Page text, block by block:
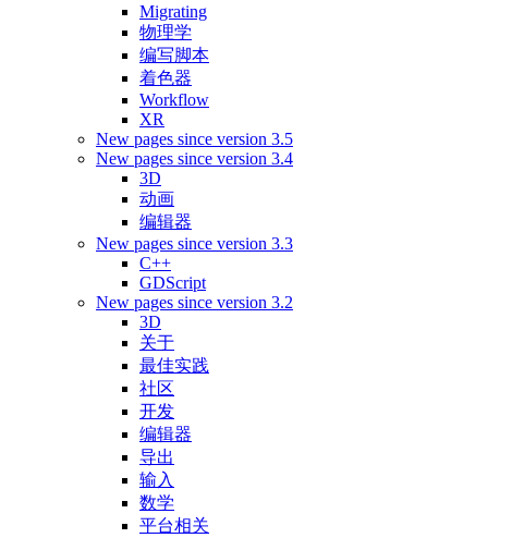
Migrating
物理学
编写脚本
着色器
Workflow
XR
New pages since version 3.5
New pages since version 3.4
3D
动画
编辑器
New pages since version 3.3
C++
GDScript
New pages since version 3.2
3D
关于
最佳实践
社区
开发
编辑器
导出
输入
数学
平台相关